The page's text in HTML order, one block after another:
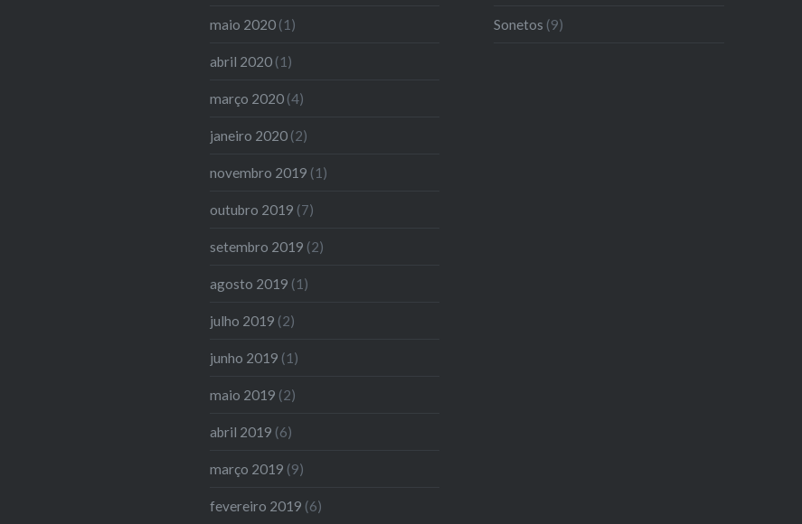
maio 2020 (1)
abril 2020 (1)
março 2020 (4)
janeiro 2020 (2)
novembro 2019 (1)
outubro 2019 (7)
setembro 2019 (2)
agosto 2019 (1)
julho 2019 (2)
junho 2019 (1)
maio 2019 (2)
abril 2019 (6)
março 2019 (9)
fevereiro 2019 (6)
Sonetos (9)